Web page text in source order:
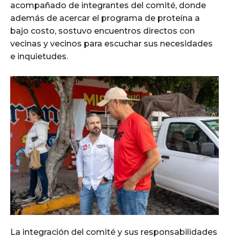
acompañado de integrantes del comité, donde
además de acercar el programa de proteína a
bajo costo, sostuvo encuentros directos con
vecinas y vecinos para escuchar sus necesidades
e inquietudes.
La integración del comité y sus responsabilidades